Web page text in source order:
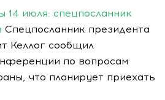
14 июля: спецпосланник
Спецпосланник президента
Келлог сообщил
по вопросам
что планирует приехать